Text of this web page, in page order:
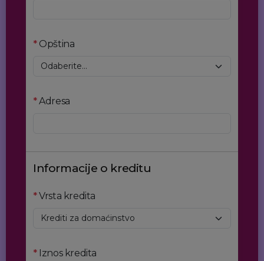
*Opština
*Adresa
Informacije o kreditu
*Vrsta kredita
*Iznos kredita